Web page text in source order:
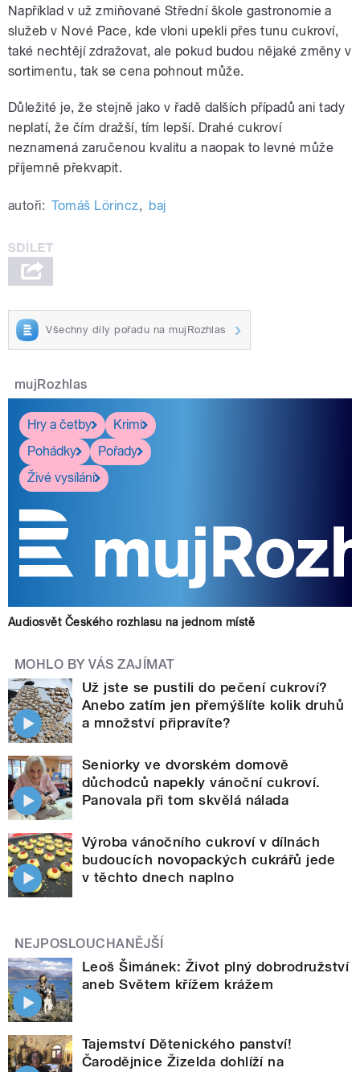
Například v už zmiňované Střední škole gastronomie a
služeb v Nové Pace, kde vloni upekli přes tunu cukroví,
také nechtějí zdražovat, ale pokud budou nějaké změny v
sortimentu, tak se cena pohnout může.
Důležité je, že stejně jako v řadě dalších případů ani tady
neplatí, že čím dražší, tím lepší. Drahé cukroví
neznamená zaručenou kvalitu a naopak to levné může
příjemně překvapit.
autoři: Tomáš Lörincz, baj
Všechny díly pořadu na mujRozhlas
mujRozhlas
Hry a četby
Krimi
Pohádky
Pořady
Živé vysílání
Audiosvět Českého rozhlasu na jednom místě
MOHLO BY VÁS ZAJÍMAT
Už jste se pustili do pečení cukroví?
Anebo zatím jen přemýšlíte kolik druhů
a množství připravíte?
Seniorky ve dvorském domově
důchodců napekly vánoční cukroví.
Panovala při tom skvělá nálada
Výroba vánočního cukroví v dílnách
budoucích novopackých cukrářů jede
v těchto dnech naplno
NEJPOSLOUCHANĚJŠÍ
Leoš Šimánek: Život plný dobrodružství
aneb Světem křížem krážem
Tajemství Dětenického panství!
Čarodějnice Žizelda dohlíží na